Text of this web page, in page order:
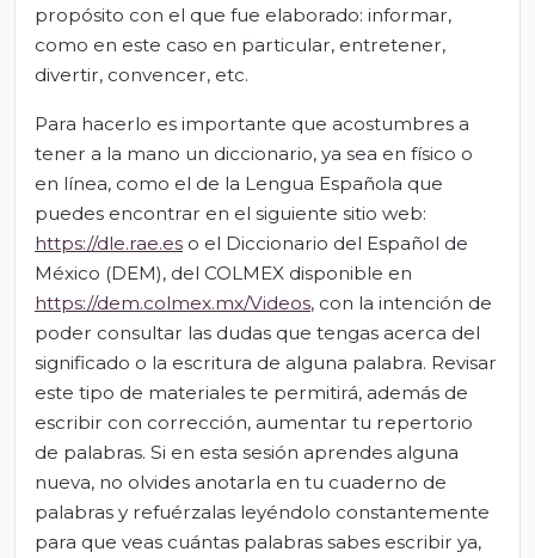
propósito con el que fue elaborado: informar,
como en este caso en particular, entretener,
divertir, convencer, etc.
Para hacerlo es importante que acostumbres a
tener a la mano un diccionario, ya sea en físico o
en línea, como el de la Lengua Española que
puedes encontrar en el siguiente sitio web:
https://dle.rae.es o el Diccionario del Español de
México (DEM), del COLMEX disponible en
https://dem.colmex.mx/Videos, con la intención de
poder consultar las dudas que tengas acerca del
significado o la escritura de alguna palabra. Revisar
este tipo de materiales te permitirá, además de
escribir con corrección, aumentar tu repertorio
de palabras. Si en esta sesión aprendes alguna
nueva, no olvides anotarla en tu cuaderno de
palabras y refuérzalas leyéndolo constantemente
para que veas cuántas palabras sabes escribir ya,